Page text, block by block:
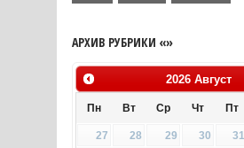
АРХИВ РУБРИКИ «»
2026 Август
Пн Вт Ср Чт Пт
27 28 29 30 31